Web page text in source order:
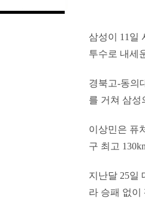
삼성이 11일
투수로 내세
경북고-동의
를 거쳐 삼성
이상민은 퓨
구 최고
지난달 25일
라 승패 없이